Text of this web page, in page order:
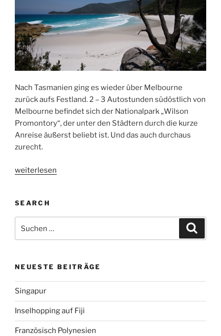
Nach Tasmanien ging es wieder über Melbourne
zurück aufs Festland. 2 – 3 Autostunden südöstlich von
Melbourne befindet sich der Nationalpark „Wilson
Promontory“, der unter den Städtern durch die kurze
Anreise äußerst beliebt ist. Und das auch durchaus
zurecht.
„Wilson
weiterlesen
SEARCH
nach:
NEUESTE BEITRÄGE
Singapur
Inselhopping auf Fiji
Französisch Polynesien